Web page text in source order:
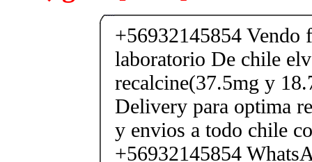
+56932145854 Vendo
laboratorio De chile
recalcine(37.5mg y
Delivery para optima
y envios a todo chile
+56932145854